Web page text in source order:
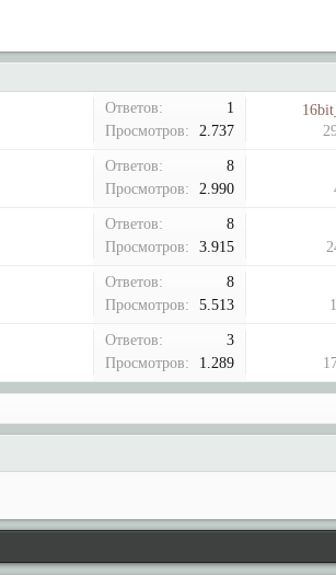
Ответов:
1
Просмотров:
2.737
Ответов:
8
Просмотров:
2.990
Ответов:
8
Просмотров:
3.915
Ответов:
8
Просмотров:
5.513
Ответов:
3
Просмотров:
1.289